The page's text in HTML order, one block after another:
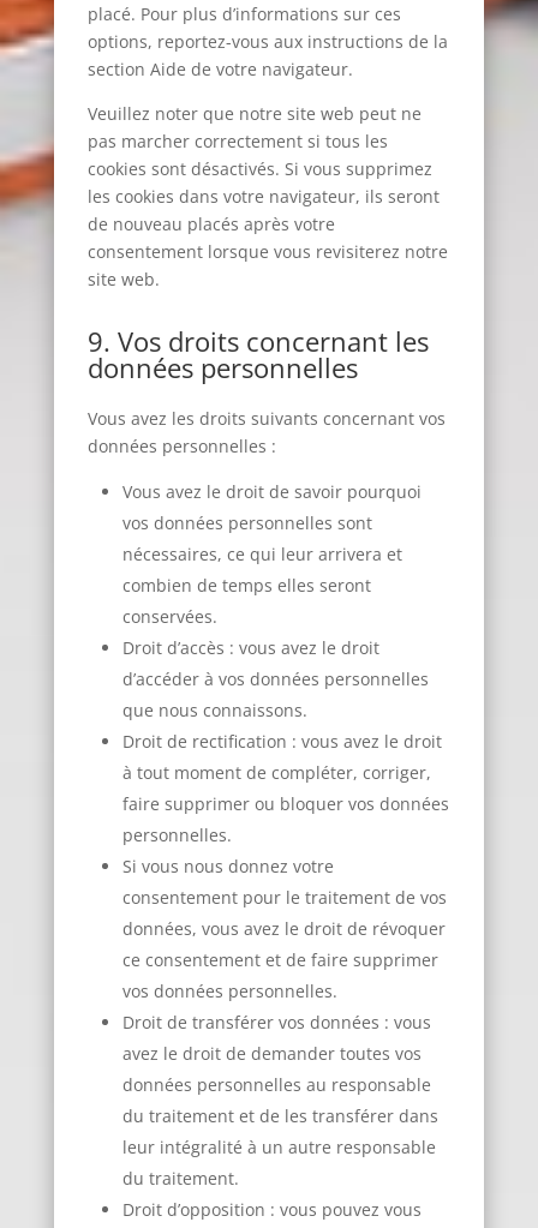
placé. Pour plus d’informations sur ces
options, reportez-vous aux instructions de la
section Aide de votre navigateur.
Veuillez noter que notre site web peut ne
pas marcher correctement si tous les
cookies sont désactivés. Si vous supprimez
les cookies dans votre navigateur, ils seront
de nouveau placés après votre
consentement lorsque vous revisiterez notre
site web.
9. Vos droits concernant les
données personnelles
Vous avez les droits suivants concernant vos
données personnelles :
Vous avez le droit de savoir pourquoi
vos données personnelles sont
nécessaires, ce qui leur arrivera et
combien de temps elles seront
conservées.
Droit d’accès : vous avez le droit
d’accéder à vos données personnelles
que nous connaissons.
Droit de rectification : vous avez le droit
à tout moment de compléter, corriger,
faire supprimer ou bloquer vos données
personnelles.
Si vous nous donnez votre
consentement pour le traitement de vos
données, vous avez le droit de révoquer
ce consentement et de faire supprimer
vos données personnelles.
Droit de transférer vos données : vous
avez le droit de demander toutes vos
données personnelles au responsable
du traitement et de les transférer dans
leur intégralité à un autre responsable
du traitement.
Droit d’opposition : vous pouvez vous